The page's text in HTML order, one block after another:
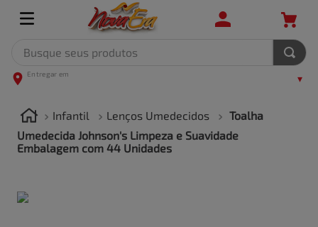
Infantil Lenços Umedecidos
Toalha
Umedecida Johnson's Limpeza e Suavidade
Embalagem com 44 Unidades
TERMOS MAIS BUSCADOS
2º
3º
café